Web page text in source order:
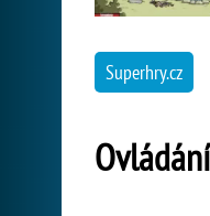
Superhry.cz